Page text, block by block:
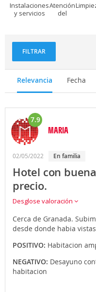
Instalaciones
y servicios
Atención
del
FILTRAR
Relevancia Fecha
7.9
MARIA
02/05/2022 en familia
Hotel con
precio.
Desglose valoración
Cerca de Granada.
desde donde habia
POSITIVO: Habitacion
NEGATIVO: Desayuno
habitacion